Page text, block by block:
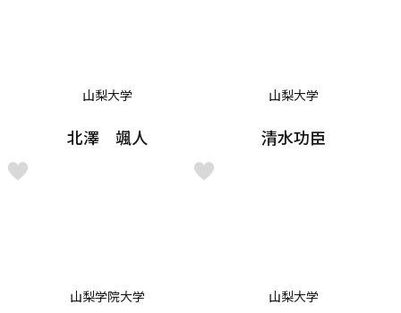
山梨大学
北澤 颯人
山梨大学
清水功臣
山梨学院大学 山梨大学